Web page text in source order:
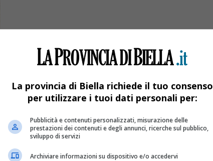
da casa
La provincia di Biella richiede il tuo consenso
per utilizzare i tuoi dati personali per:
Pubblicità e contenuti personalizzati, misurazione delle
prestazioni dei contenuti e degli annunci, ricerche sul pubblico,
sviluppo di servizi
Archiviare informazioni su dispositivo e/o accedervi